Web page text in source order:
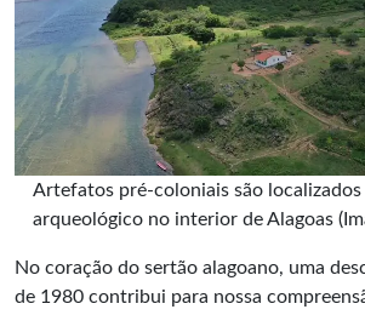
Artefatos pré-coloniais são
arqueológico no interior de Alagoas
No coração do sertão alagoano, uma
de 1980 contribui para nossa